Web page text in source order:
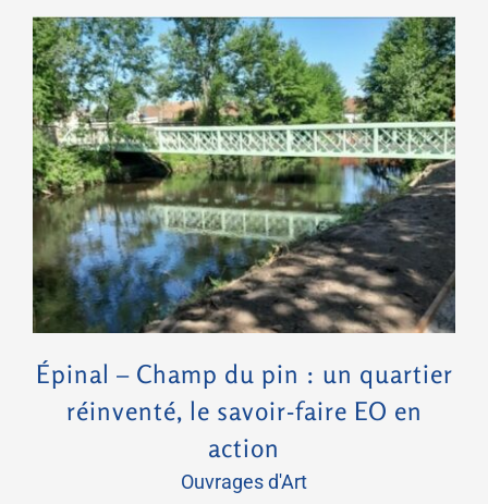
Épinal – Champ du pin : un quartier
réinventé, le savoir-faire EO en
action
Ouvrages d'Art